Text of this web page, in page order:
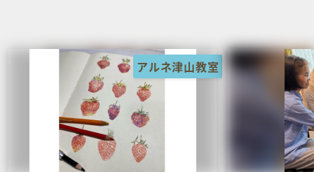
岡山天満屋教室